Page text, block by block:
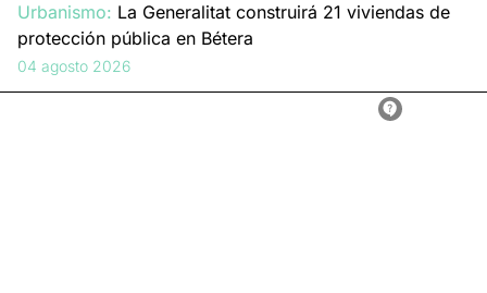
Urbanismo: La Generalitat construirá 21 viviendas de
protección pública en Bétera
04 agosto 2026